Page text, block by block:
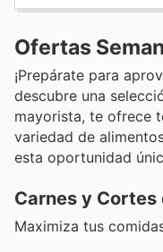
Ofertas
¡Prepárate para
descubre una
mayorista, te ofrece
variedad de
esta oportunidad
Carnes y Cortes
Maximiza tus